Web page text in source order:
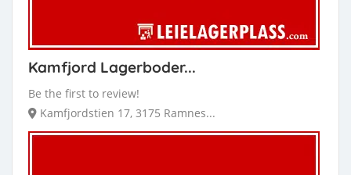
Kamfjord Lagerboder...
Be the first to review!
Kamfjordstien 17, 3175 Ramnes...